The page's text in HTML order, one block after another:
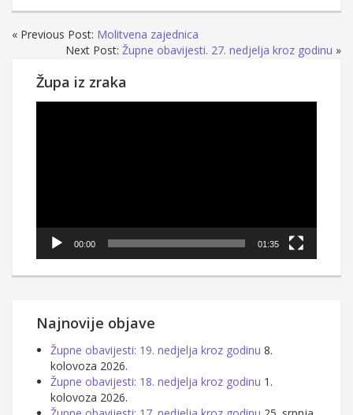
« Previous Post: Molitvena zajednica
Next Post: Župne obavijesti. 27. nedjelja kroz godinu »
Župa iz zraka
00:00 01:35
Najnovije objave
Župne obavijesti: 19. nedjelja kroz godinu 8.
kolovoza 2026.
Župne obavijesti: 18. nedjelja kroz godinu 1.
kolovoza 2026.